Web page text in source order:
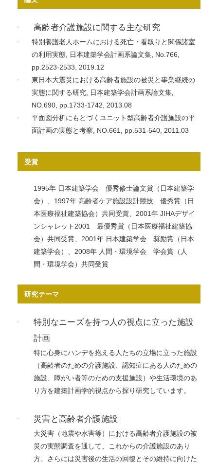
高齢者介護施設に関する主な研究
特別養護老人ホームにおける死亡・看取りと関係諸室
の利用実態, 日本建築学会計画系論文集, No.766,
pp.2523-2533, 2019.12
東日本大震災における高齢者施設の被災と事業継続の
実態に関する研究, 日本建築学会計画系論文集,
NO.690, pp.1733-1742, 2013.08
平面図分析にもとづくユニット型高齢者介護施設の平
面計画の実態と考察, NO.661, pp.531-540, 2011.03
受賞
1995年 日本建築学会 優秀修士論文賞（日本建築学
会）、1997年 高齢者ケア施設設計競技 優秀賞（日
本医療福祉建築協会）共同受賞、2001年 JIHAデザイ
ンシャレット2001 最優秀賞（日本医療福祉建築協
会）共同受賞、2001年 日本建築学会 奨励賞（日本
建築学会）、2008年 人間・環境学会 学会賞（人
間・環境学会）共同受賞
研究テーマ
特別なニーズを持つ人の視点に立った施設
計画
特に心身にハンデを抱える人たちの立場に立った施設
（高齢者のための介護施設、認知症にある人のための
施設、障がい者等のための支援施設）や生活環境のあ
り方を建築計画学的視点から探り研究しています。
災害と高齢者介護施設
大災害（地震や水害等）における高齢者介護施設の被
災の実態調査を通して、これからの介護施設のあり
方、さらには災害後の生活の回復とその維持に向けた